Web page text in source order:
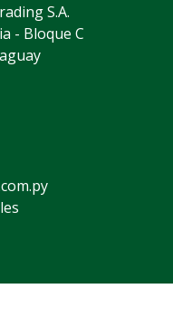
S.A.
- Bloque C